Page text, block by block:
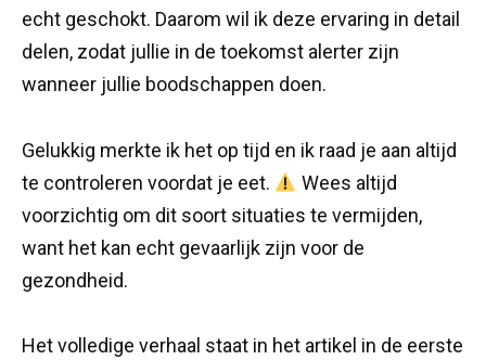
echt geschokt. Daarom wil ik deze ervaring in detail
delen, zodat jullie in de toekomst alerter zijn
wanneer jullie boodschappen doen.
Gelukkig merkte ik het op tijd en ik raad je aan altijd
te controleren voordat je eet.
Wees altijd
voorzichtig om dit soort situaties te vermijden,
want het kan echt gevaarlijk zijn voor de
gezondheid.
Het volledige verhaal staat in het artikel in de eerste